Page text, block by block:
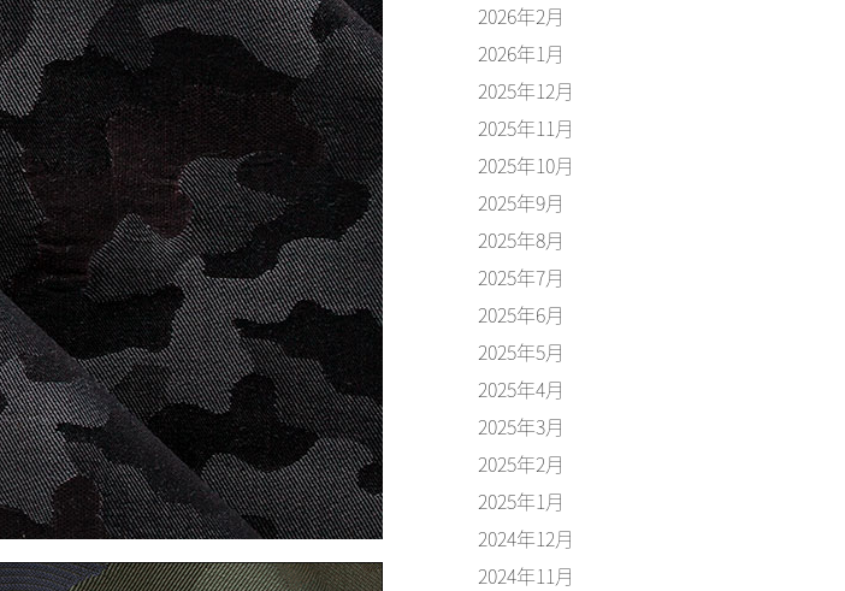
2026年2月
2026年1月
2025年12月
2025年11月
2025年10月
2025年9月
2025年8月
2025年7月
2025年6月
2025年5月
2025年4月
2025年3月
2025年2月
2025年1月
2024年12月
2024年11月